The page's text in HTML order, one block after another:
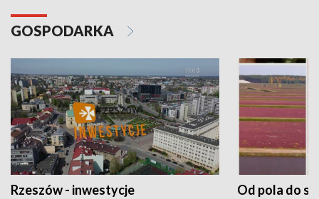
GOSPODARKA
Rzeszów - inwestycje Od pola do